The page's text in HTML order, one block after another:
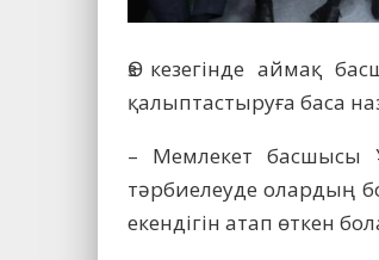
Өз кезегінде аймақ
қалыптастыруға баса
– Мемлекет басшысы
тәрбиелеуде олардың
екендігін атап өткен